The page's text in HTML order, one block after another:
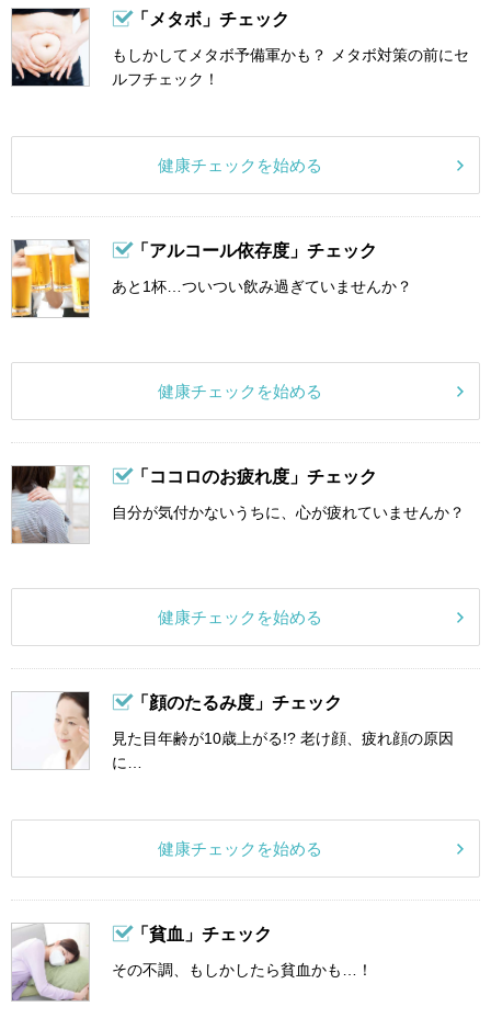
「メタボ」チェック
もしかしてメタボ予備軍かも？ メタボ対策の前にセ
ルフチェック！
健康チェックを始める
「アルコール依存度」チェック
あと1杯…ついつい飲み過ぎていませんか？
健康チェックを始める
「ココロのお疲れ度」チェック
自分が気付かないうちに、心が疲れていませんか？
健康チェックを始める
「顔のたるみ度」チェック
見た目年齢が10歳上がる!? 老け顔、疲れ顔の原因
に…
健康チェックを始める
「貧血」チェック
その不調、もしかしたら貧血かも…！